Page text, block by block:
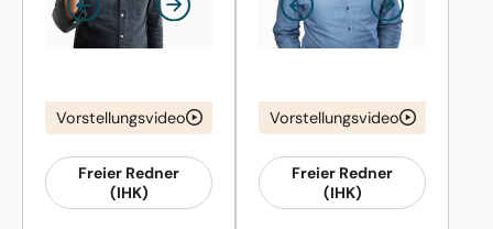
Vorstellungsvideo
Freier Redner
(IHK)
Vorstellungsvideo
Freier Redner
(IHK)